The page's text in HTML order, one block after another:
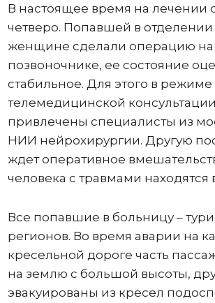
В настоящее время на лечении
четверо. Попавшей в
женщине сделали операцию на
позвоночнике, ее состояние
стабильное. Для этого в режиме
телемедицинской
привлечены специалисты из
НИИ нейрохирургии. Другую
ждет оперативное
человека с травмами находятся
Все попавшие в больницу –
регионов. Во время аварии на
кресельной дороге часть
на землю с большой высоты,
эвакуированы из кресел